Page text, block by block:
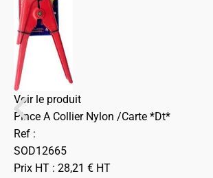
Voir le produit
Pince A Collier Nylon /Carte *Dt*
Ref :
SOD12665
Prix HT : 28,21 € HT